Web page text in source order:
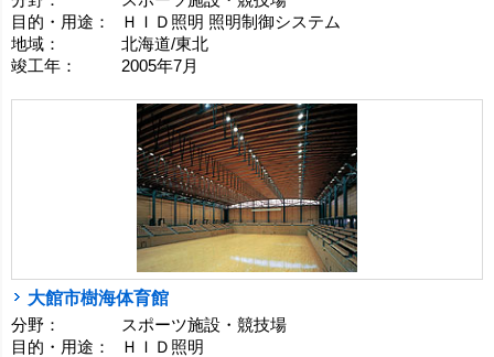
目的・用途：
ＨＩＤ照明 照明制御システム
地域：
北海道/東北
竣工年：
2005年7月
大館市樹海体育館
分野：
スポーツ施設・競技場
目的・用途：
ＨＩＤ照明